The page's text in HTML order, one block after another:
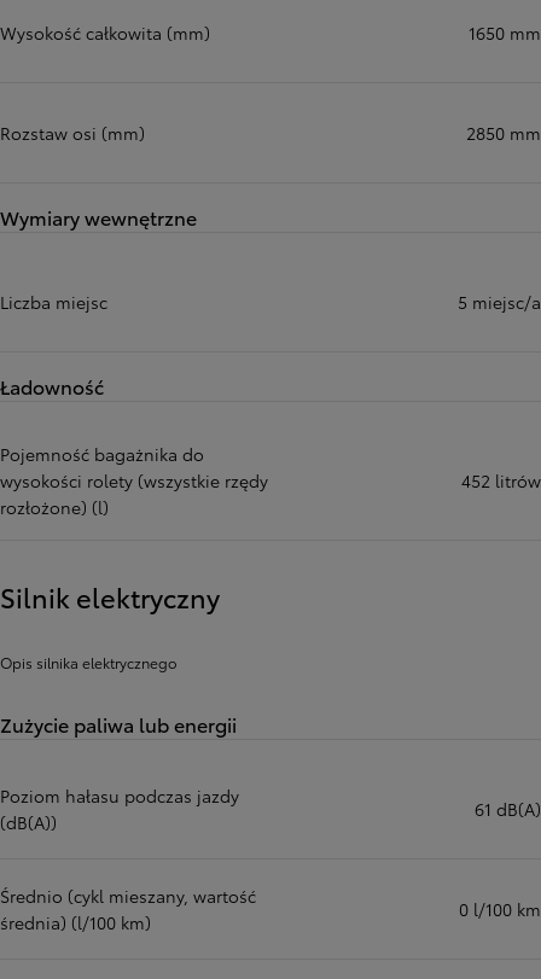
Wysokość całkowita (mm) 1650 mm
Rozstaw osi (mm) 2850 mm
Wymiary wewnętrzne
Liczba miejsc 5 miejsc/a
Ładowność
Pojemność bagażnika do
wysokości rolety (wszystkie rzędy
rozłożone) (l)
452 litrów
Silnik elektryczny
Opis silnika elektrycznego
Zużycie paliwa lub energii
Poziom hałasu podczas jazdy
(dB(A))
61 dB(A)
Średnio (cykl mieszany, wartość
średnia) (l/100 km)
0 l/100 km